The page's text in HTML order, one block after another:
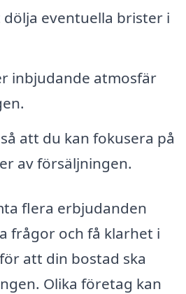
eventuella brister i
inbjudande atmosfär
att du kan fokusera på
av försäljningen.
flera erbjudanden
frågor och få klarhet i
att din bostad ska
Olika företag kan